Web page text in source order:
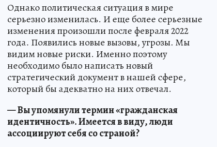
Однако политическая ситуация в мире
серьезно изменилась. И еще более серьезные
изменения произошли после февраля 2022
года. Появились новые вызовы, угрозы. Мы
видим новые риски. Именно поэтому
необходимо было написать новый
стратегический документ в нашей сфере,
который бы адекватно на них отвечал.
— Вы упомянули термин «гражданская
идентичность». Имеется в виду, люди
ассоциируют себя со страной?